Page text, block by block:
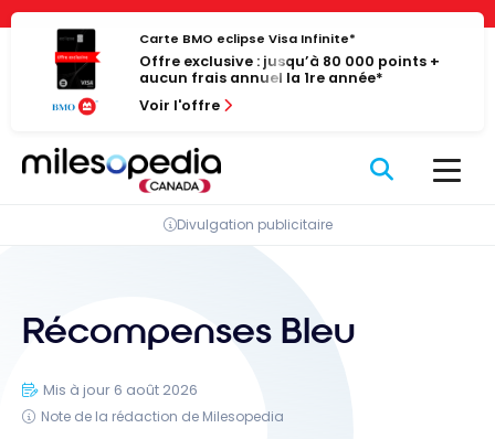
Panneau de gestion des cookies
Passer
contenu
Carte BMO eclipse Visa Infinite*
Offre exclusive : jusqu’à 80 000 points +
aucun frais annuel la 1re année*
Voir l'offre
Divulgation publicitaire
Récompenses Bleu
Mis à jour 6 août 2026
Note de la rédaction de Milesopedia